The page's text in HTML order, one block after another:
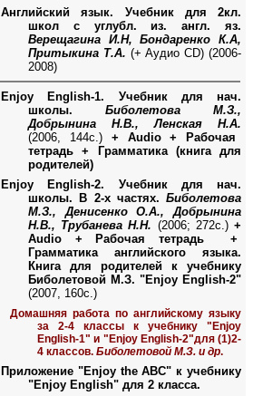
Английский язык. Учебник для 2кл.
школ с углубл. из. англ. яз.
Верещагина И.Н, Бондаренко К.А,
Притыкина Т.А. (+ Аудио CD) (2006-
2008)
Enjoy English-1. Учебник для нач.
школы. Биболетова М.З.,
Добрынина Н.В., Ленская Н.А.
(2006, 144с.)+ Audio +
Рабочая
тетрадь + Грамматика (книга для
родителей)
Enjoy English-2. Учебник для нач.
школы. В 2-х частях. Биболетова
М.З., Денисенко О.А., Добрынина
Н.В., Трубанева Н.Н. (2006; 272с.)+
Audio + Рабочая тетрадь+
Грамматика английского языка.
Книга для родителей к учебнику
Биболетовой М.З. "Enjoy English-2"
(2007, 160с.)
Домашняя работа по английскому языку
за 2-4 классы к учебнику "Enjoy
English-1" и "Enjoy English-2"для (1)2-
4 классов. Биболетовой М.З. и др.
Приложение "Enjoy the ABC" к учебнику
"Enjoy English" для 2 класса.